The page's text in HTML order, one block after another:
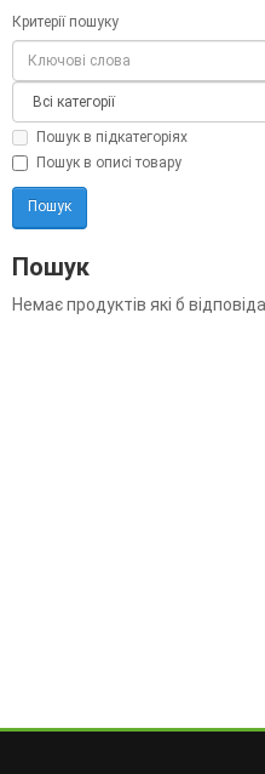
Критерії пошуку
Пошук в підкатегоріях
Пошук в описі товару
Пошук
Немає продуктів які б